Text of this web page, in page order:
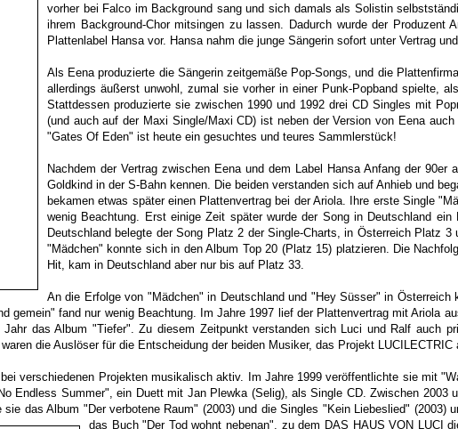
vorher bei Falco im Background sang und sich damals als Solistin
ihrem Background-Chor mitsingen zu lassen. Dadurch wurde der
Plattenlabel Hansa vor. Hansa nahm die junge Sängerin sofort unter Vertrag
Als Eena produzierte die Sängerin zeitgemäße Pop-Songs, und die
allerdings äußerst unwohl, zumal sie vorher in einer Punk-Popband spielte,
Stattdessen produzierte sie zwischen 1990 und 1992 drei CD Singles mit
(und auch auf der Maxi Single/Maxi CD) ist neben der Version von Eena
"Gates Of Eden" ist heute ein gesuchtes und teures Sammlerstück!
Nachdem der Vertrag zwischen Eena und dem Label Hansa Anfang der
Goldkind in der S-Bahn kennen. Die beiden verstanden sich auf Anhieb und
bekamen etwas später einen Plattenvertrag bei der Ariola.
Ihre erste Single
wenig Beachtung. Erst einige Zeit später wurde der Song in Deutschland
Deutschland belegte der Song Platz 2 der Single-Charts, in Österreich Platz
"Mädchen" konnte sich in den Album Top 20 (Platz 15) platzieren. Die
Hit, kam in Deutschland aber nur bis auf Platz 33.
An die Erfolge von "Mädchen" in Deutschland und "Hey Süsser" in Österreich
gemein" fand nur wenig Beachtung. Im Jahre 1997 lief der Plattenvertrag mit Ariola
das Album "Tiefer". Zu diesem Zeitpunkt verstanden sich Luci und Ralf auch
die Auslöser für die Entscheidung der beiden Musiker, das Projekt LUCILECTRIC
verschiedenen Projekten musikalisch aktiv. Im Jahre 1999 veröffentlichte sie mit
Endless Summer", ein Duett mit Jan Plewka (Selig), als Single CD. Zwischen 2003
das Album "Der verbotene Raum" (2003) und die Singles "Kein Liebeslied" (2003)
das Buch "Der Tod wohnt nebenan", zu dem DAS HAUS VON LUCI